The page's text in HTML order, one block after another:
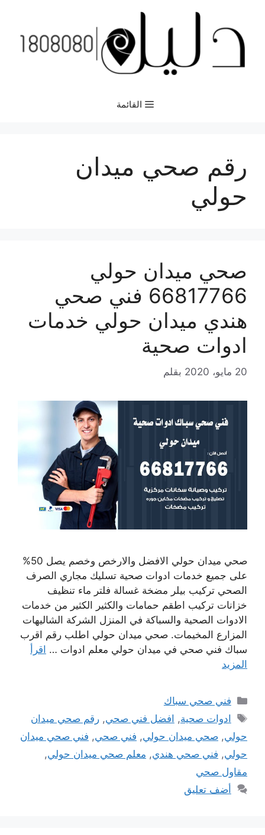
المحتوى
القائمة
رقم صحي ميدان
حولي
صحي ميدان حولي
66817766 فني صحي
هندي ميدان حولي خدمات
ادوات صحية
20 مايو، 2020 بقلم
صحي ميدان حولي الافضل والارخص وخصم يصل 50%
على جميع خدمات ادوات صحية تسليك مجاري الصرف
الصحي تركيب بيلر مضخة غسالة فلتر ماء تنظيف
خزانات تركيب اطقم حمامات والكثير الكثير من خدمات
الادوات الصحية والسباكة في المنزل الشركة الشاليهات
المزارع المخيمات. صحي ميدان حولي اطلب رقم اقرب
سباك فني صحي في ميدان حولي معلم ادوات … اقرأ
المزيد
التصنيفات
فني صحي سباك
الوسوم
ادوات صحية, افضل فني صحي,رقم صحي ميدان
حولي, صحي ميدان حولي, فني صحي, فني صحي ميدان
حولي, فني صحي هندي, معلم صحي ميدان حولي,
مقاول صحي
أضف تعليق